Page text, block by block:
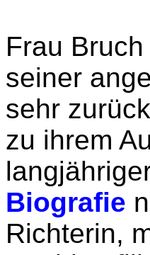
Frau
seiner
sehr
zu ihrem
Biografie
Richterin,